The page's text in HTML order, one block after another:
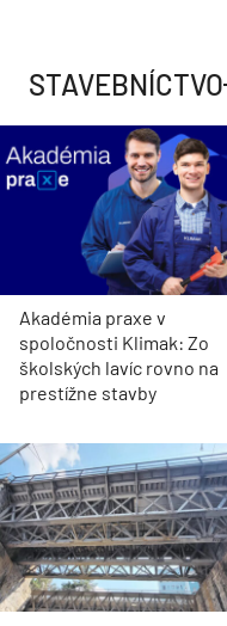
STAVEBNÍCTVO
Akadémia praxe v
spoločnosti Klimak: Zo
školských lavíc rovno na
prestížne stavby